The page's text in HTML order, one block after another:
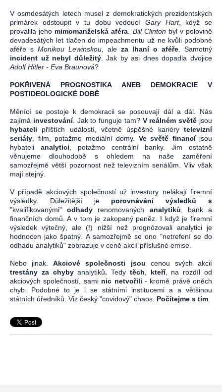
V osmdesátých letech musel z demokratických prezidentských
primárek odstoupit v tu dobu vedoucí Gary Hart, když se
provalila jeho mimomanželská aféra Bill Clinton byl v polovině
devadesátých let tlačen do impeachmentu už ne kvůli podobné
aféře s Monikou Lewinskou , ale za lhaní o aféře . Samotný
incident už nebyl důležitý. Jak by asi dnes dopadla dvojice
Adolf Hitler - Eva Braunová?
POKŘIVENÁ PROGNOSTIKA ANEB DEMOKRACIE V
POSTIDEOLOGICKÉ DOBĚ
Měnící se postoje k demokracii se posouvají dál a dál. Nás
zajímá investování. Jak to funguje tam? V reálném světě jsou
hybateli příštích událostí, včetně úspěšné kariéry televizní
seriály , film, potažmo mediální domy. Ve světě financíjsou
hybateli analytici , potažmo centrální banky. Jim ostatně
věnujeme dlouhodobě s ohledem na naše zaměření
samozřejmě větší pozornost než televizním seriálům. Vliv však
mají stejný.
V případě akciových společností už investory nelákají firemní
výsledky. Důležitější je porovnávání výsledků s
"kvalifikovanými"odhady renomovaných analytiků , bank a
finančních domů. A v tom je zakopaný peněz. I když je firemní
výsledek výtečný, ale (!) nižší než prognózovali analytici je
hodnocen jako špatný. A samozřejmě se ono "netrefení se do
odhadu analytiků" zobrazuje v ceně akcií příslušné emise.
Nebo jinak.Akciové společnosti jsou cenou svých akcií
trestány za chybyanalytiků.Tedy těch kteří, na rozdíl od
akciových společností, sami nic netvořili - kromě právě oněch
chyb. Podobné to je i se státními institucemi a a většinou
státních úředníků. Viz český "covidový" chaos. Počítejme s tím